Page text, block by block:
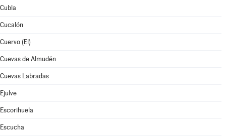
Cubla
Cucalón
Cuervo (El)
Cuevas de Almudén
Cuevas Labradas
Ejulve
Escorihuela
Escucha